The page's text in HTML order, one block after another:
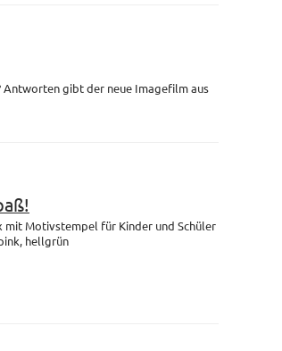
Antworten gibt der neue Imagefilm aus
mit Motivstempel für Kinder und Schüler
hellgrün